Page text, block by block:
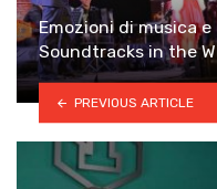
Emozioni di musica
Soundtracks in the
PREVIOUS ARTICLE